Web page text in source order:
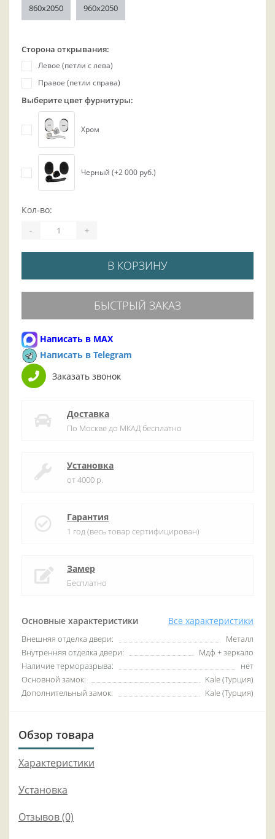
Основные характеристики Все характеристики
Внешняя отделка двери:
Металл
Внутренняя отделка двери:
Мдф + зеркало
Наличие терморазрыва:
нет
Основной замок:
Kale (Турция)
Дополнительный замок:
Kale (Турция)
860x2050 960x2050
Сторона открывания:
Левое (петли с лева)
Правое (петли справа)
Выберите цвет фурнитуры:
Хром
Черный (+2 000 руб.)
Кол-во:
- +
В КОРЗИНУ
БЫСТРЫЙ ЗАКАЗ
Написать в MAX
Написать в Telegram
Заказать звонок
Доставка
По Москве до МКАД бесплатно
Установка
от 4000 р.
Гарантия
1 год (весь товар сертифицирован)
Замер
Бесплатно
Обзор товара
Характеристики
Установка
Отзывов (0)